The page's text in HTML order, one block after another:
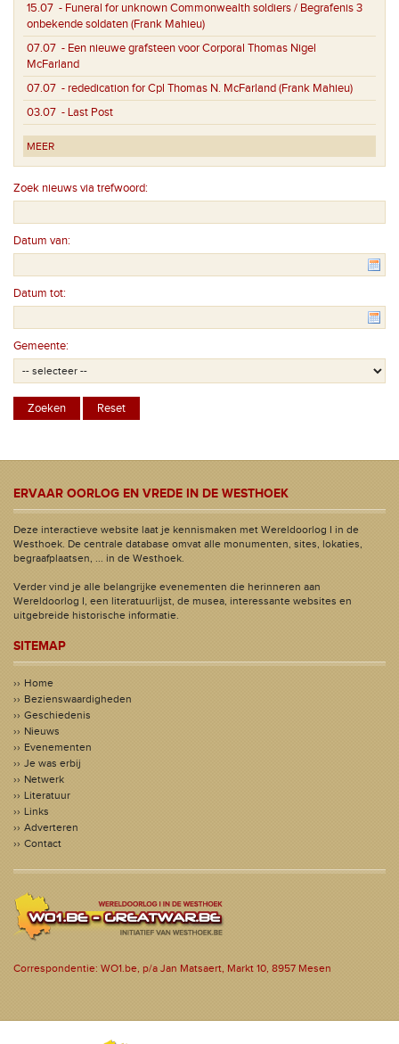
15.07 - Funeral for unknown Commonwealth soldiers / Begrafenis 3
onbekende soldaten (Frank Mahieu)
07.07 - Een nieuwe grafsteen voor Corporal Thomas Nigel
McFarland
07.07 - rededication for Cpl Thomas N. McFarland (Frank Mahieu)
03.07 - Last Post
MEER
Zoek nieuws via trefwoord:
Datum van:
Datum tot:
Gemeente:
ERVAAR OORLOG EN VREDE IN DE WESTHOEK
Deze interactieve website laat je kennismaken met Wereldoorlog I in de
Westhoek. De centrale database omvat alle monumenten, sites, lokaties,
begraafplaatsen, ... in de Westhoek.
Verder vind je alle belangrijke evenementen die herinneren aan
Wereldoorlog I, een literatuurlijst, de musea, interessante websites en
uitgebreide historische informatie.
SITEMAP
Home
Bezienswaardigheden
Geschiedenis
Nieuws
Evenementen
Je was erbij
Netwerk
Literatuur
Links
Adverteren
Contact
Correspondentie: WO1.be, p/a Jan Matsaert, Markt 10, 8957 Mesen